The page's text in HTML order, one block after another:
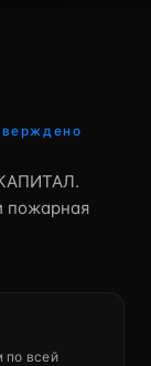
пожарная
по всей